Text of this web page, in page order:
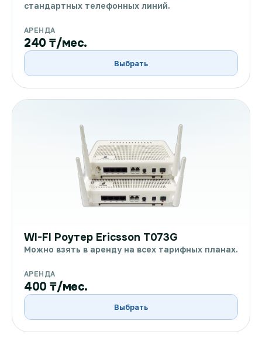
стандартных телефонных линий.
АРЕНДА
240 ₸/мес.
Выбрать
WI-FI Роутер Ericsson T073G
Можно взять в аренду на всех тарифных планах.
АРЕНДА
400 ₸/мес.
Выбрать